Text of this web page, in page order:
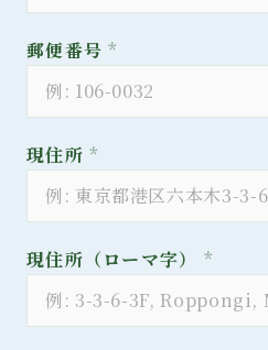
郵便番号*
現住所*
現住所（ローマ字） *